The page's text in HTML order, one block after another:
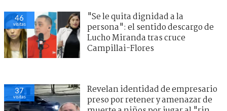
46
visitas
"Se le quita dignidad a la
persona": el sentido descargo de
Lucho Miranda tras cruce
Campillai-Flores
37
visitas
Revelan identidad de empresario
preso por retener y amenazar de